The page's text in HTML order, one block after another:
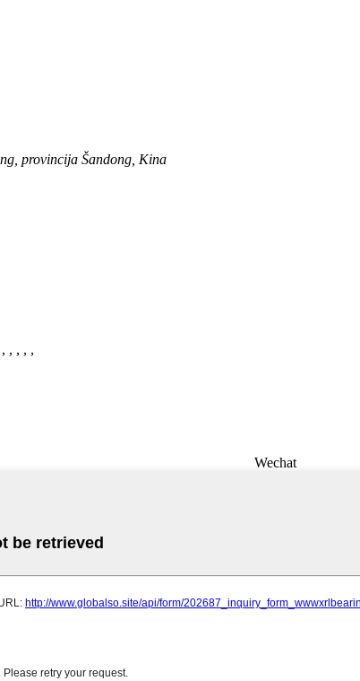
provincija Šandong, Kina
, , , ,
Wechat